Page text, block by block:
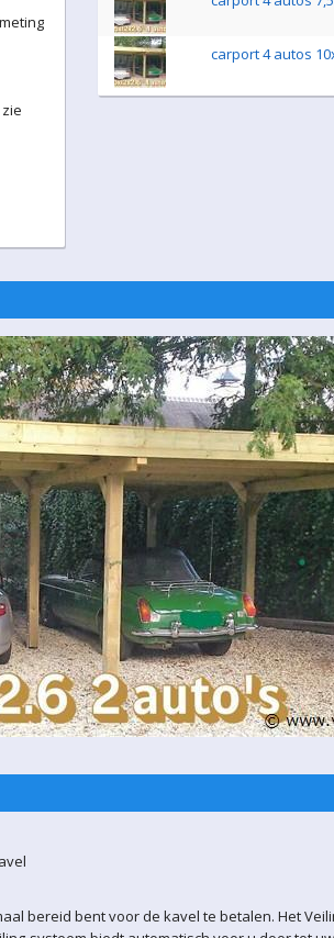
carport 4 autos
bereid bent voor de kavel te betalen. Het